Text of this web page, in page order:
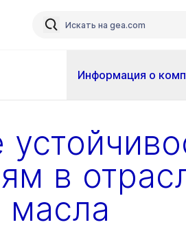
Информация о
в
масла